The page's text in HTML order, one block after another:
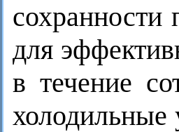
сохранности
для
в течение
холодильные